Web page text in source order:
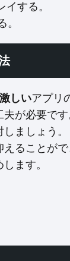
する。
。
しいアプリ
が必要で
しましょう
ることがで
ます。